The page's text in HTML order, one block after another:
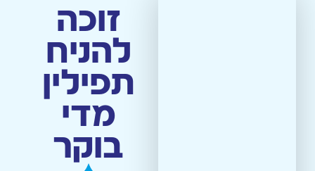
זוכה
להניח
תפילין
מדי
בוקר